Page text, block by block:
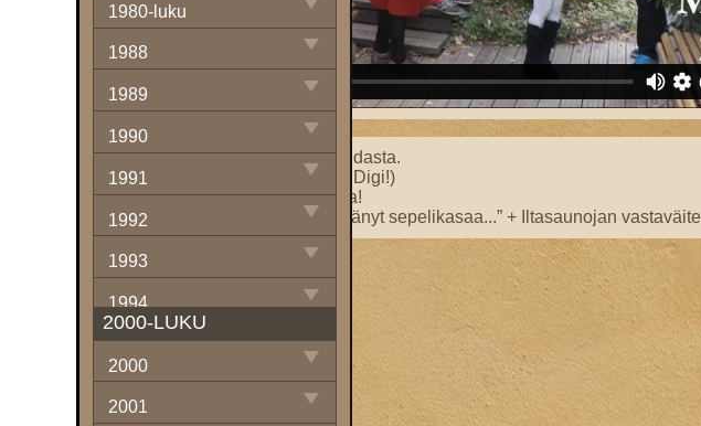
1980-luku
1988
1989
1990
1991
1992
1993
1994
1995
1996
2000-LUKU
2000
2001
Sakemannimainen olo Lidlin vihdasta.
Miten digitalisoida sauna? (Digi Digi!)
Kuolema lähellä sähkösaunassa!
”Löylyt kuin aurinko olisi lämmittänyt sepelikasaa...” + Iltasaunojan